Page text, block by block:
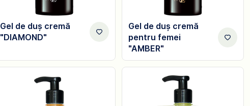
Gel de duș cremă
"DIAMOND"
Gel de duș cremă
pentru femei
"AMBER"